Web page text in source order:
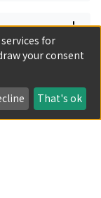
for
your consent
That's ok